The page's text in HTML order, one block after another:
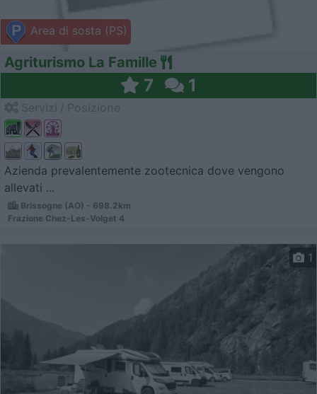
Area di sosta (PS)
Agriturismo La Famille
7 1
Azienda prevalentemente zootecnica dove vengono
allevati ...
Brissogne (AO) - 698.2km
Frazione Chez-Les-Volget 4
1